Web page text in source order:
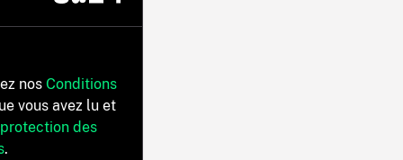
nos Conditions
vous avez lu et
des
.